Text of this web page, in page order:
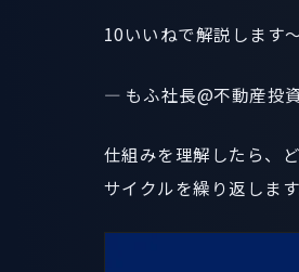
10いいねで解説します
— もふ社長@不動産投
仕組みを理解したら、
サイクルを繰り返しま